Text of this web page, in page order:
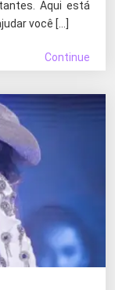
Aqui está
você […]
Continue